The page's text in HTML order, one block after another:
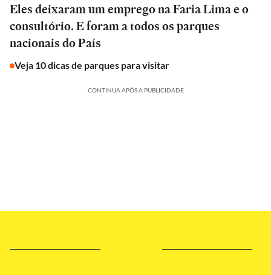
Eles deixaram um emprego na Faria Lima e o
consultório. E foram a todos os parques
nacionais do País
Veja 10 dicas de parques para visitar
CONTINUA APÓS A PUBLICIDADE